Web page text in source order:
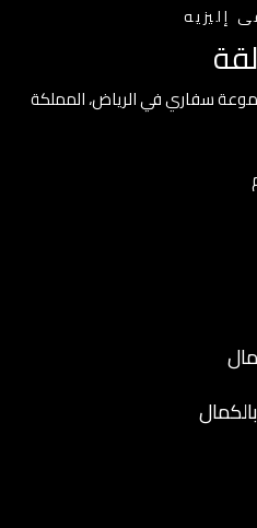
إليزيه
سفاري في الرياض، المملكة